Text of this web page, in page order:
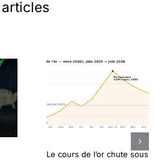
Le cours de l’or chute sous